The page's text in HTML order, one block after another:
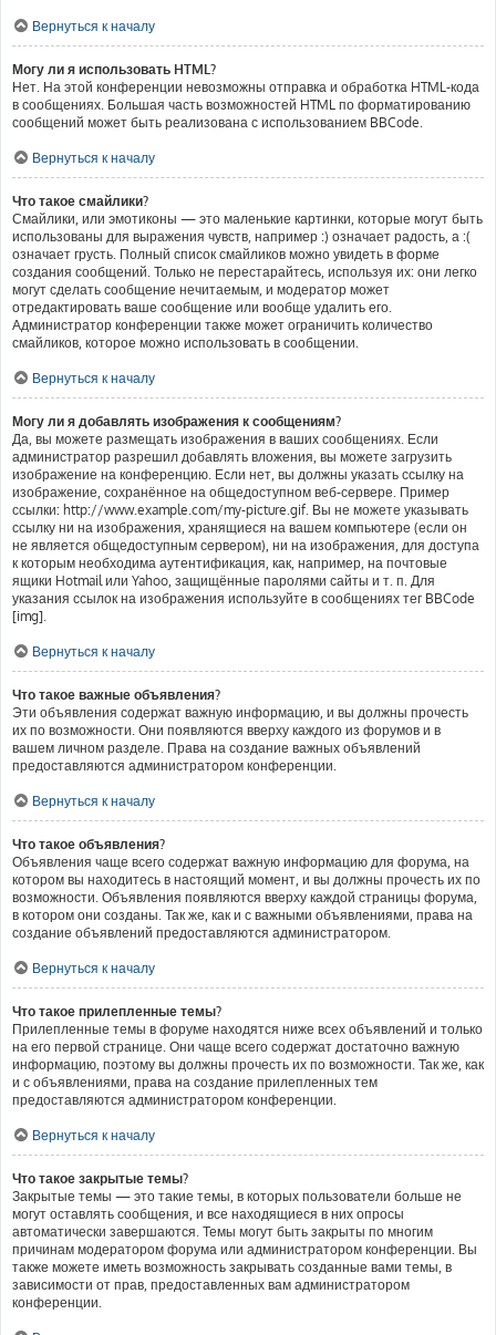
Вернуться к началу
Могу ли я использовать HTML?
Нет. На этой конференции невозможны отправка и обработка HTML-кода
в сообщениях. Большая часть возможностей HTML по форматированию
сообщений может быть реализована с использованием BBCode.
Вернуться к началу
Что такое смайлики?
Смайлики, или эмотиконы — это маленькие картинки, которые могут быть
использованы для выражения чувств, например :) означает радость, а :(
означает грусть. Полный список смайликов можно увидеть в форме
создания сообщений. Только не перестарайтесь, используя их: они легко
могут сделать сообщение нечитаемым, и модератор может
отредактировать ваше сообщение или вообще удалить его.
Администратор конференции также может ограничить количество
смайликов, которое можно использовать в сообщении.
Вернуться к началу
Могу ли я добавлять изображения к сообщениям?
Да, вы можете размещать изображения в ваших сообщениях. Если
администратор разрешил добавлять вложения, вы можете загрузить
изображение на конференцию. Если нет, вы должны указать ссылку на
изображение, сохранённое на общедоступном веб-сервере. Пример
ссылки: http://www.example.com/my-picture.gif. Вы не можете указывать
ссылку ни на изображения, хранящиеся на вашем компьютере (если он
не является общедоступным сервером), ни на изображения, для доступа
к которым необходима аутентификация, как, например, на почтовые
ящики Hotmail или Yahoo, защищённые паролями сайты и т. п. Для
указания ссылок на изображения используйте в сообщениях тег BBCode
[img].
Вернуться к началу
Что такое важные объявления?
Эти объявления содержат важную информацию, и вы должны прочесть
их по возможности. Они появляются вверху каждого из форумов и в
вашем личном разделе. Права на создание важных объявлений
предоставляются администратором конференции.
Вернуться к началу
Что такое объявления?
Объявления чаще всего содержат важную информацию для форума, на
котором вы находитесь в настоящий момент, и вы должны прочесть их по
возможности. Объявления появляются вверху каждой страницы форума,
в котором они созданы. Так же, как и с важными объявлениями, права на
создание объявлений предоставляются администратором.
Вернуться к началу
Что такое прилепленные темы?
Прилепленные темы в форуме находятся ниже всех объявлений и только
на его первой странице. Они чаще всего содержат достаточно важную
информацию, поэтому вы должны прочесть их по возможности. Так же, как
и с объявлениями, права на создание прилепленных тем
предоставляются администратором конференции.
Вернуться к началу
Что такое закрытые темы?
Закрытые темы — это такие темы, в которых пользователи больше не
могут оставлять сообщения, и все находящиеся в них опросы
автоматически завершаются. Темы могут быть закрыты по многим
причинам модератором форума или администратором конференции. Вы
также можете иметь возможность закрывать созданные вами темы, в
зависимости от прав, предоставленных вам администратором
конференции.